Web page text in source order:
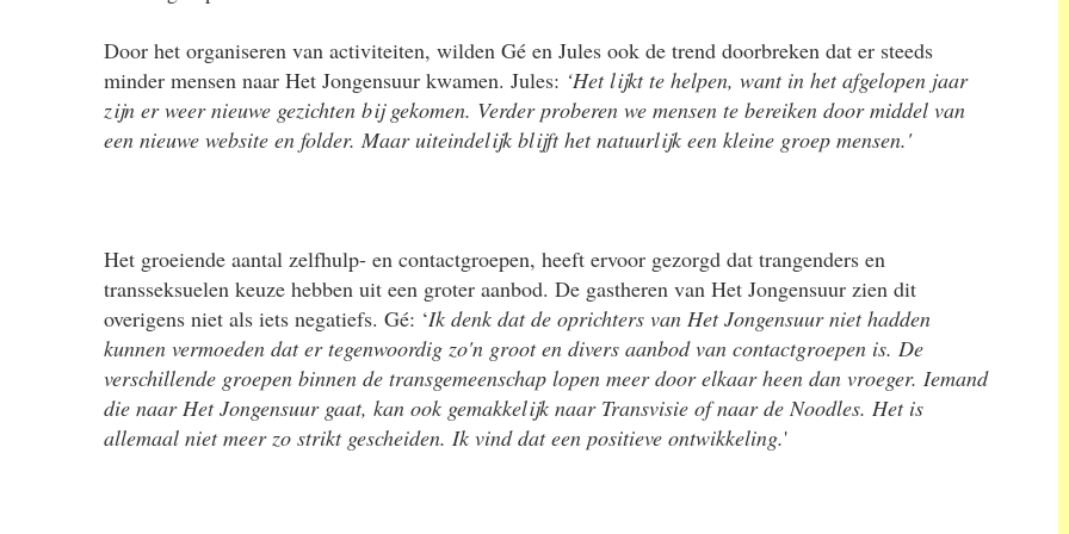
Door het organiseren van activiteiten, wilden Gé en Jules ook de trend doorbreken dat er steeds
minder mensen naar Het Jongensuur kwamen. Jules: ‘Het lijkt te helpen, want in het afgelopen jaar
zijn er weer nieuwe gezichten bij gekomen. Verder proberen we mensen te bereiken door middel van
een nieuwe website en folder. Maar uiteindelijk blijft het natuurlijk een kleine groep mensen.'
Het groeiende aantal zelfhulp- en contactgroepen, heeft ervoor gezorgd dat trangenders en
transseksuelen keuze hebben uit een groter aanbod. De gastheren van Het Jongensuur zien dit
overigens niet als iets negatiefs. Gé: ‘Ik denk dat de oprichters van Het Jongensuur niet hadden
kunnen vermoeden dat er tegenwoordig zo'n groot en divers aanbod van contactgroepen is. De
verschillende groepen binnen de transgemeenschap lopen meer door elkaar heen dan vroeger. Iemand
die naar Het Jongensuur gaat, kan ook gemakkelijk naar Transvisie of naar de Noodles. Het is
allemaal niet meer zo strikt gescheiden. Ik vind dat een positieve ontwikkeling.'